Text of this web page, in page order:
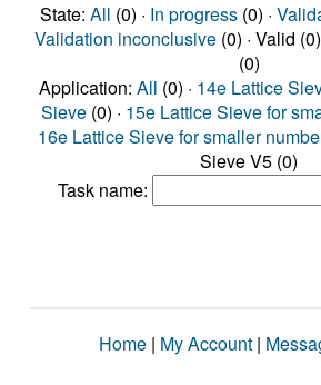
State: All (0) · In progress(0) ·
Validation inconclusive(0) · Valid (0)
(0)
Application: All (0) · 14e Lattice
Sieve (0) · 15e Lattice Sieve for
16e Lattice Sieve for smaller
Sieve V5 (0)
Task name:
Home | My Account |